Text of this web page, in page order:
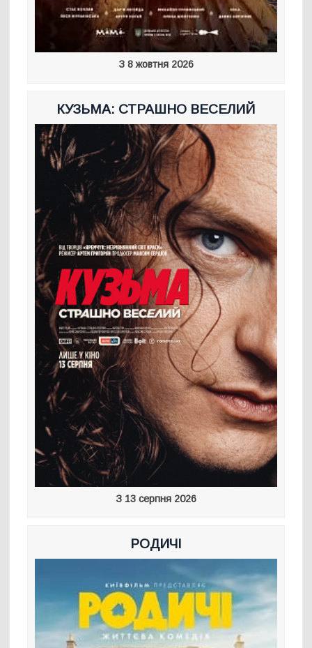
З 8 жовтня 2026
КУЗЬМА: СТРАШНО ВЕСЕЛИЙ
З 13 серпня 2026
РОДИЧІ